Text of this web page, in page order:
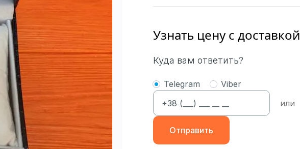
Узнать цену с доставкой
Куда вам ответить?
Telegram
Viber
или
Отправить